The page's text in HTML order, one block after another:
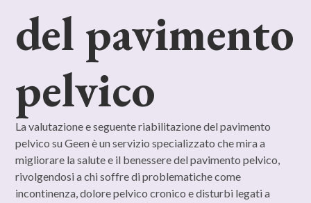
del pavimento
pelvico
La valutazione e seguente riabilitazione del pavimento
pelvico su Geen è un servizio specializzato che mira a
migliorare la salute e il benessere del pavimento pelvico,
rivolgendosi a chi soffre di problematiche come
incontinenza, dolore pelvico cronico e disturbi legati a